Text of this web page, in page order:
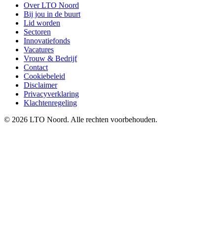
Over LTO Noord
Bij jou in de buurt
Lid worden
Sectoren
Innovatiefonds
Vacatures
Vrouw & Bedrijf
Contact
Cookiebeleid
Disclaimer
Privacyverklaring
Klachtenregeling
© 2026 LTO Noord. Alle rechten voorbehouden.